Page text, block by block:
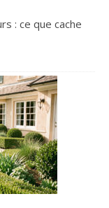
: ce que cache